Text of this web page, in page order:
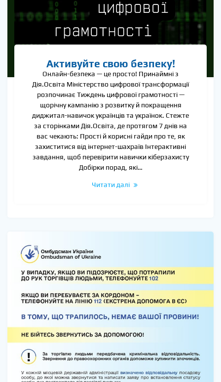
Активуйте свою безпеку!
Онлайн-безпека — це просто! Принаймні з
Дія.Освіта Міністерство цифрової трансформації
розпочинає Тиждень цифрової грамотності —
щорічну кампанію з розвитку й покращення
диджитал-навичок українців та українок. Стежте
за сторінками Дія.Освіта, де протягом 7 днів на
вас чекають: Прості й корисні гайди про те, як
захиститися від інтернет-шахраїв Інтерактивні
завдання, щоб перевірити навички кіберзахисту
Добірки порад, які…
Читати далі